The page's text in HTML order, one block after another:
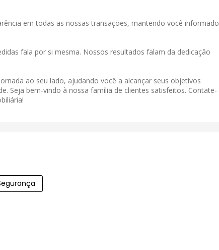
em todas as nossas transações, mantendo você informado
fala por si mesma. Nossos resultados falam da dedicação
ao seu lado, ajudando você a alcançar seus objetivos
Seja bem-vindo à nossa família de clientes satisfeitos. Contate-